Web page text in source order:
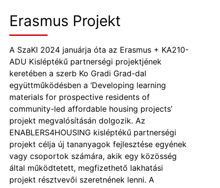
Erasmus Projekt
A SzaKI 2024 januárja óta az Erasmus + KA210-
ADU Kisléptékű partnerségi projektjének
keretében a szerb Ko Gradi Grad-dal
együttműködésben a ‘Developing learning
materials for prospective residents of
community-led affordable housing projects’
projekt megvalósításán dolgozik. Az
ENABLERS4HOUSING kisléptékű partnerségi
projekt célja új tananyagok fejlesztése egyének
vagy csoportok számára, akik egy közösség
által működtetett, megfizethető lakhatási
projekt résztvevői szeretnének lenni. A